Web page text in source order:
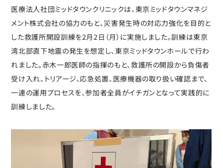
医療法人社団ミッドタウンクリニックは、東京ミッドタウンマネジ
メント株式会社の協力のもと、災害発生時の対応力強化を目的と
した救護所開設訓練を2月2日（月）に実施しました。訓練は東京
湾北部直下地震の発生を想定し、東京ミッドタウンホールで行わ
れました。赤木一郎医師の指揮のもと、救護所の開設から負傷者
受け入れ、トリアージ、応急処置、医療機器の取り扱い確認まで、
一連の運用プロセスを、参加者全員がイチガンとなって実践的に
訓練しました。